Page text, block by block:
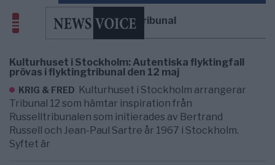
flyktingtribunal
Kulturhuset i Stockholm: Autentiska flyktingfall
prövas i flyktingtribunal den 12 maj
KRIG & FRED Kulturhuset i Stockholm arrangerar
Tribunal 12 som hämtar inspiration från
Russelltribunalen som initierades av Bertrand
Russell och Jean-Paul Sartre år 1967 i Stockholm.
Syftet är